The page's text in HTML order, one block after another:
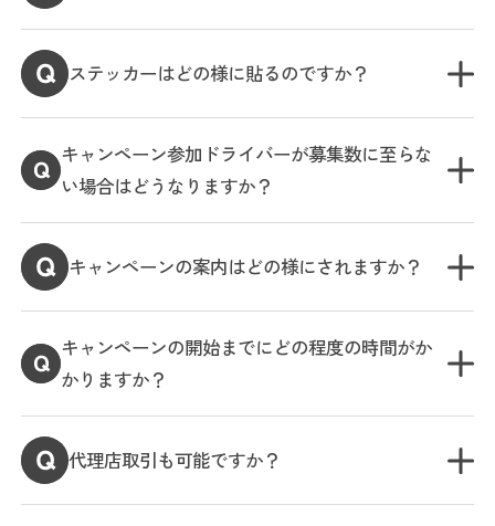
ステッカーはどの様に貼るのですか？
キャンペーン参加ドライバーが募集数に至らな
い場合はどうなりますか？
キャンペーンの案内はどの様にされますか？
キャンペーンの開始までにどの程度の時間がか
かりますか？
代理店取引も可能ですか？